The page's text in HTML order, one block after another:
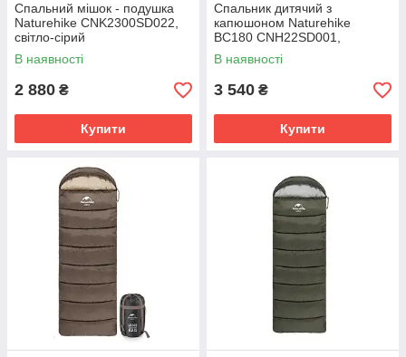
Спальний мішок - подушка
Naturehike CNK2300SD022,
світло-сірий
В наявності
2 880 ₴
Купити
Спальник дитячий з
капюшоном Naturehike
BC180 CNH22SD001,
бежевий
В наявності
3 540 ₴
Купити